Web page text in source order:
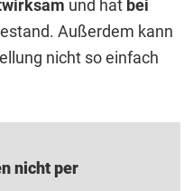
und hat bei
Außerdem kann
nicht so einfach
nicht per